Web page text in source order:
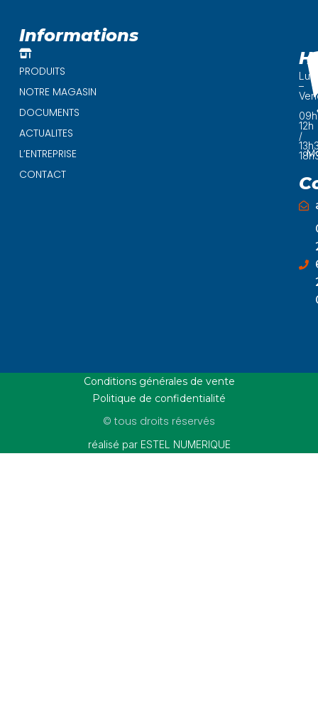
Informations
PRODUITS
NOTRE MAGASIN
DOCUMENTS
ACTUALITES
L’ENTREPRISE
CONTACT
–
12h
/
Conditions générales de vente
Politique de confidentialité
© tous droits réservés
réalisé par ESTEL NUMERIQUE